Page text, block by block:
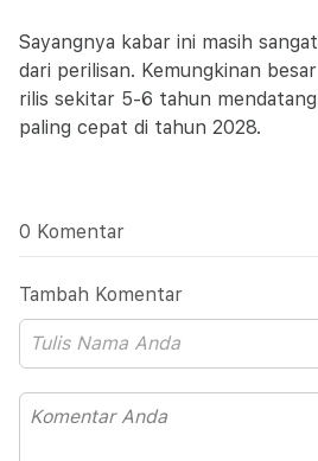
Sayangnya kabar ini masih
dari perilisan. Kemungkinan
rilis sekitar 5-6 tahun
paling cepat di tahun 2028.
0 Komentar
Tambah Komentar